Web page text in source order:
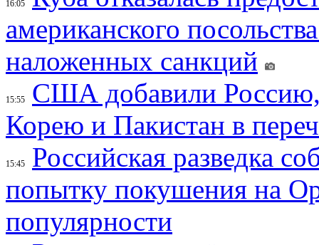
16:05
американского
наложенных санкций
15:55
США добавили
Корею и Пакистан в
15:45
Российская разведка
попытку покушения на
популярности